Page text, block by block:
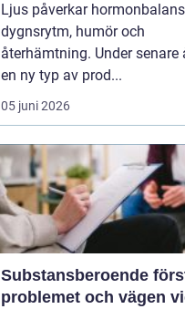
Ljus påverkar
dygnsrytm, humör och
återhämtning. Under senare
en ny typ av prod...
05 juni 2026
Substansberoende förstå
problemet och vägen